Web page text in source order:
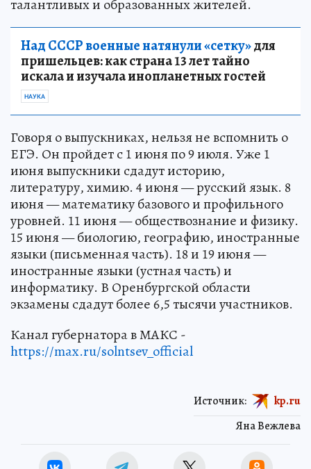
талантливых и образованных жителей.
Над СССР военные натянули «сетку»для
пришельцев: как страна 13 лет тайно
искала и изучала инопланетных гостей
НАУКА
Говоря о выпускниках, нельзя не вспомнить о
ЕГЭ. Он пройдет с 1 июня по 9 июля. Уже 1
июня выпускники сдадут историю,
литературу, химию. 4 июня — русский язык. 8
июня — математику базового и профильного
уровней. 11 июня — обществознание и физику.
15 июня — биологию, географию, иностранные
языки (письменная часть). 18 и 19 июня —
иностранные языки (устная часть) и
информатику. В Оренбургской области
экзамены сдадут более 6,5 тысячи участников.
Канал губернатора в МАКС -
https://max.ru/solntsev_official
Яна Вежлева
Источник: kp.ru